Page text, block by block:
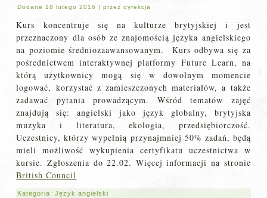
Dodane 18 lutego 2016 |przez dyrekcja
Kurs koncentruje się na kulturze brytyjskiej i jest
przeznaczony dla osób ze znajomością języka angielskiego
na poziomie średniozaawansowanym. Kurs odbywa się za
pośrednictwem interaktywnej platformy Future Learn, na
którą użytkownicy mogą się w dowolnym momencie
logować, korzystać z zamieszczonych materiałów, a także
zadawać pytania prowadzącym. Wśród tematów zajęć
znajdują się: angielski jako język globalny, brytyjska
muzyka i literatura, ekologia, przedsiębiorczość.
Uczestnicy, którzy wypełnią przynajmniej 50% zadań, będą
mieli możliwość wykupienia certyfikatu uczestnictwa w
kursie. Zgłoszenia do 22.02. Więcej informacji na stronie
British Council
Kategoria:Język angielski